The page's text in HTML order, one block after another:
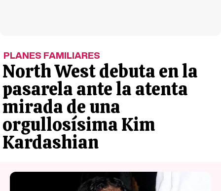
PLANES FAMILIARES
North West debuta en la
pasarela ante la atenta
mirada de una
orgullosísima Kim
Kardashian